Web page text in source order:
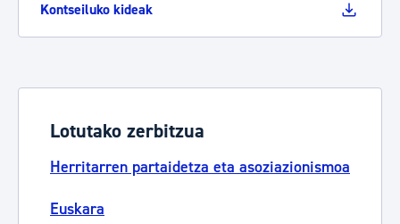
Kontseiluko kideak
Lotutako zerbitzua
Herritarren partaidetza eta asoziazionismoa
Euskara